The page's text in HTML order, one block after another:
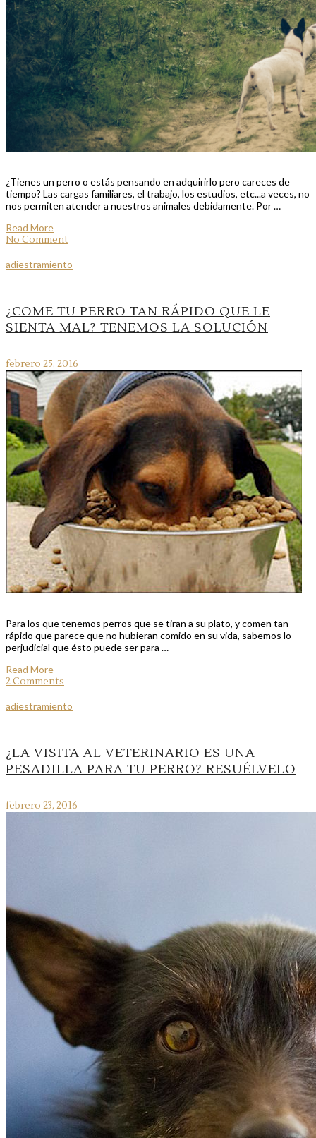
¿Tienes un perro o estás pensando en adquirirlo pero careces de
tiempo? Las cargas familiares, el trabajo, los estudios, etc...a veces, no
nos permiten atender a nuestros animales debidamente. Por …
Read More
No Comment
adiestramiento
¿COME TU PERRO TAN RÁPIDO QUE LE
SIENTA MAL? TENEMOS LA SOLUCIÓN
febrero 25, 2016
Para los que tenemos perros que se tiran a su plato, y comen tan
rápido que parece que no hubieran comido en su vida, sabemos lo
perjudicial que ésto puede ser para …
Read More
2 Comments
adiestramiento
¿LA VISITA AL VETERINARIO ES UNA
PESADILLA PARA TU PERRO? RESUÉLVELO
febrero 23, 2016